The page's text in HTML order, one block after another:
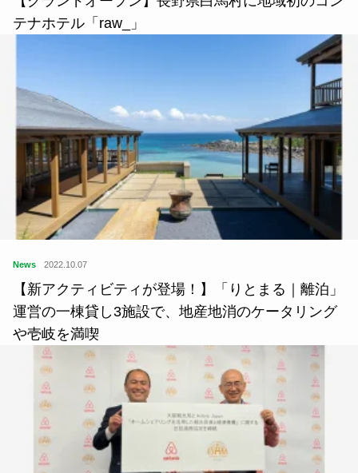
テナホテル「raw_」
News 2022.10.07
【新アクティビティが登場！】「りとまる｜離泊」
運営の一棟貸し3施設で、地産地消のケータリング
や壱岐を満喫